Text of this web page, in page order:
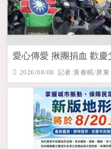
愛心傳愛 揪團捐血 歡
2026/08/08 記者:黃春眠/屏東